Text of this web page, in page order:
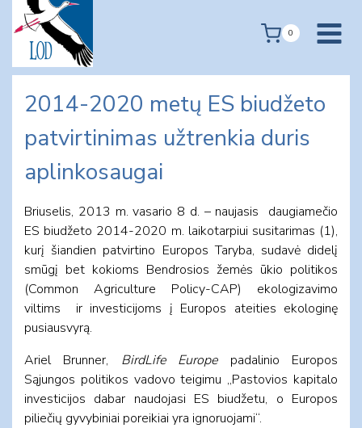
content
0
2014-2020 metų ES biudžeto
patvirtinimas užtrenkia duris
aplinkosaugai
Briuselis, 2013 m. vasario 8 d. – naujasis daugiamečio
ES biudžeto 2014-2020 m. laikotarpiui susitarimas (1),
kurį šiandien patvirtino Europos Taryba, sudavė didelį
smūgį bet kokioms Bendrosios žemės ūkio politikos
(Common Agriculture Policy-CAP) ekologizavimo
viltims ir investicijoms į Europos ateities ekologinę
pusiausvyrą.
Ariel Brunner, BirdLife Europepadalinio Europos
Sąjungos politikos vadovo teigimu „Pastovios kapitalo
investicijos dabar naudojasi ES biudžetu, o Europos
piliečių gyvybiniai poreikiai yra ignoruojami“.